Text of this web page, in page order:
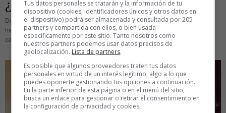
¿Tenía Franco el culo blanco?
De todos es sabido que el himno nacional de España carece de letra, lo que
ha dado lugar de manera cíclica a diversas iniciativas para reparar esta
carencia. Pero recordar en primera
Tus datos personales se tratarán y la información de tu
dispositivo (cookies, identificadores únicos y otros datos en
el dispositivo) podrá ser almacenada y consultada por 205
partners y compartida con ellos, o bien usada
específicamente por este sitio. Tanto nosotros como
nuestros partners podemos usar datos precisos de
geolocalización. Lista de partners.
Es posible que algunos proveedores traten tus datos
personales en virtud de un interés legítimo, algo a lo que
puedes oponerte gestionando tus opciones a continuación.
En la parte inferior de esta página o en el menú del sitio,
busca un enlace para gestionar o retirar el consentimiento en
la configuración de privacidad y cookies.